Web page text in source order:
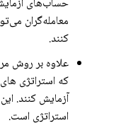
معامله‌گران
کنند.
علاوه بر روش
که استراتژی
آزمایش کنند.
استراتژی است.